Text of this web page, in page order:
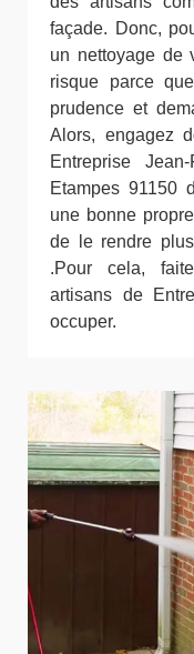
façade. Donc,
un nettoyage de
risque parce
prudence et
Alors, engagez
Entreprise
Etampes 91150
une bonne
de le rendre
.Pour cela,
artisans de
occuper.